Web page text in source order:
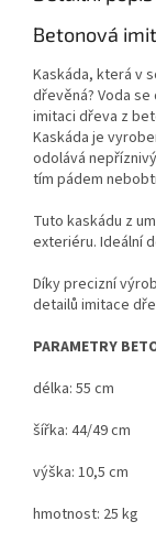
Betonová
Kaskáda, která v
dřevěná? Voda
imitaci dřeva z
Kaskáda je
odolává
tím pádem
Tuto kaskádu z
exteriéru. Ideální
Díky precizní
detailů imitace
PARAMETRY
délka: 55 cm
šířka: 44/49 cm
výška: 10,5 cm
hmotnost: 25 kg